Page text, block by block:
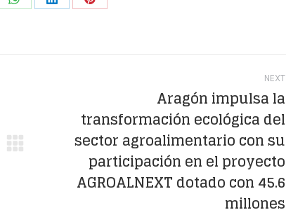
Share
Share
Share
NEXT
Aragón impulsa la
transformación ecológica del
sector agroalimentario con su
participación en el proyecto
AGROALNEXT dotado con 45.6
millones